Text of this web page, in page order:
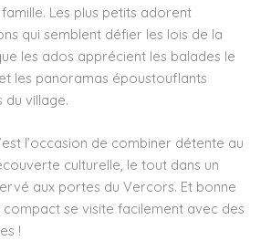
Les plus petits adorent
qui semblent défier les lois de la
les ados apprécient les balades le
les panoramas époustouflants
du village.
l’occasion de combiner détente au
culturelle, le tout dans un
aux portes du Vercors. Et bonne
compact se visite facilement avec des
!